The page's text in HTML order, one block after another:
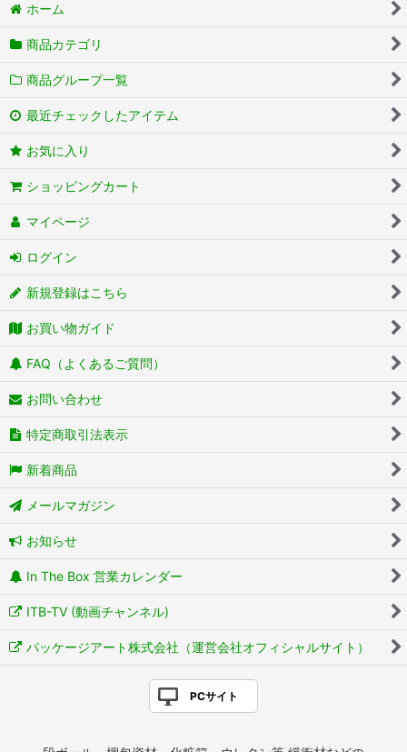
ホーム
商品カテゴリ
商品グループ一覧
最近チェックしたアイテム
お気に入り
ショッピングカート
マイページ
ログイン
新規登録はこちら
お買い物ガイド
FAQ（よくあるご質問）
お問い合わせ
特定商取引法表示
新着商品
メールマガジン
お知らせ
In The Box 営業カレンダー
ITB-TV (動画チャンネル)
パッケージアート株式会社（運営会社オフィシャルサイト）
PCサイト